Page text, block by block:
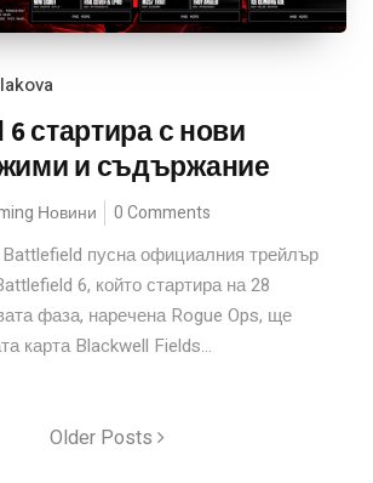
стартира с нови
и съдържание
Новини 0 Comments
пусна официалния трейлър
6, който стартира на 28
фаза, наречена Rogue Ops, ще
карта Blackwell Fields...
Older Posts